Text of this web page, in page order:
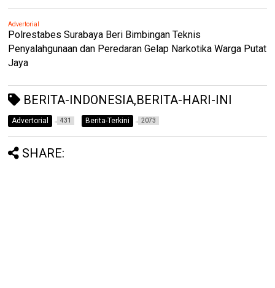
Advertorial
Polrestabes Surabaya Beri Bimbingan Teknis
Penyalahgunaan dan Peredaran Gelap Narkotika Warga Putat
Jaya
BERITA-INDONESIA,BERITA-HARI-INI
Advertorial 431 Berita-Terkini 2073
SHARE: